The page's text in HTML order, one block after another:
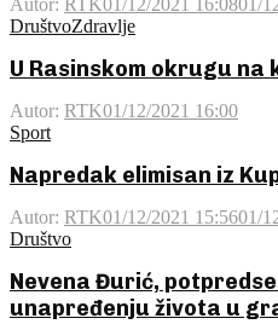
Autor: RTK01/12/2021 16:0801/
DruštvoZdravlje
U Rasinskom okrugu
Autor: RTK01/12/2021 16:00
Sport
Napredak elimisan iz
Autor: RTK01/12/2021 15:5601/
Društvo
Nevena Đurić,
unapređenju života u